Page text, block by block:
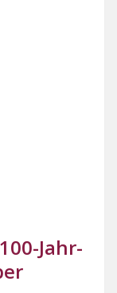
Jahr-